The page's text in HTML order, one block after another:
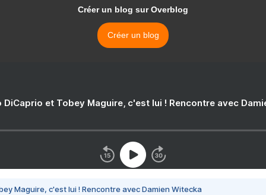
Créer un blog sur Overblog
Créer un blog
DiCaprio et Tobey Maguire, c'est lui ! Rencontre avec
Maguire, c'est lui ! Rencontre avec Damien Witecka